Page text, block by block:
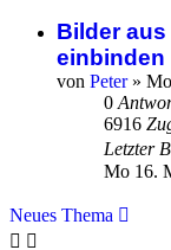
Bilder
einbinden
von Peter»
0
6916
Letzter
Mo 16.
Neues Thema